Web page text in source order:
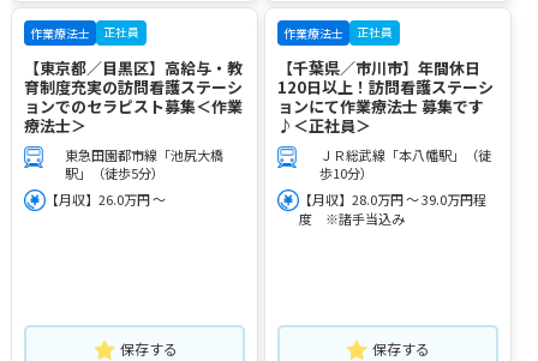
作業療法士 正社員
【東京都／目黒区】高給与・教
育制度充実の訪問看護ステーシ
ョンでのセラピスト募集＜作業
療法士＞
東急田園都市線「池尻大橋
駅」（徒歩5分）
【月収】26.0万円 ～
保存する
作業療法士 正社員
【千葉県／市川市】年間休日
120日以上！訪問看護ステーシ
ョンにて作業療法士 募集です
♪＜正社員＞
ＪＲ総武線「本八幡駅」（徒
歩10分）
【月収】28.0万円 ～ 39.0万円程
度 ※諸手当込み
保存する